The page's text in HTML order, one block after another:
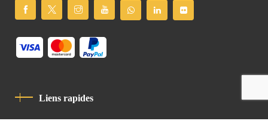
Liens rapides